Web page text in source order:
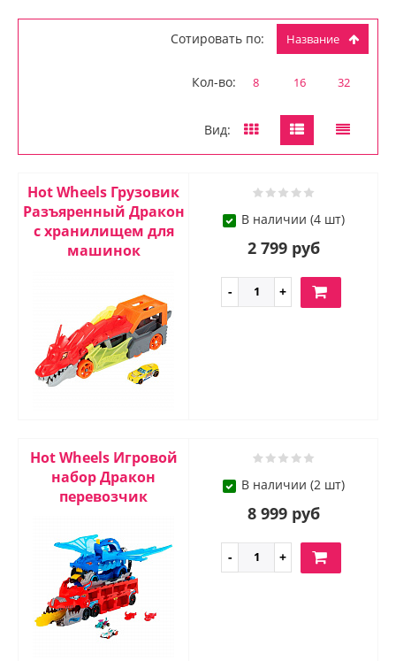
Сотировать по: Название
Кол-во: 8 16 32
Вид:
Hot Wheels Грузовик
Разъяренный Дракон
с хранилищем для
машинок
В наличии (4 шт)
2 799 руб
Hot Wheels Игровой
набор Дракон
перевозчик
В наличии (2 шт)
8 999 руб